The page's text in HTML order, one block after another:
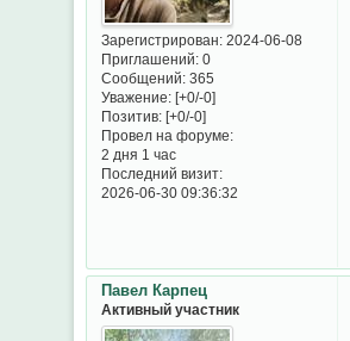
Зарегистрирован: 2024-06-08
Приглашений:0
Сообщений:365
Уважение: [+0/-0]
Позитив: [+0/-0]
Провел на форуме:
2 дня 1 час
Последний визит:
2026-06-30 09:36:32
Павел Карпец
Активный участник